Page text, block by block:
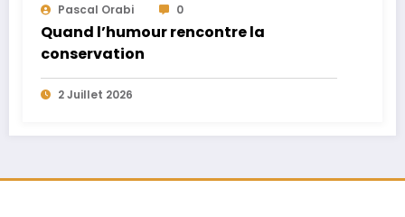
Pascal Orabi 0
Quand l’humour rencontre la
conservation
2 Juillet 2026